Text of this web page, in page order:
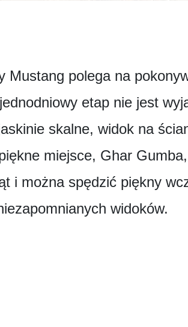
Mustang polega na
etap nie jest
skalne, widok na
miejsce, Ghar
i można spędzić piękny
widoków.